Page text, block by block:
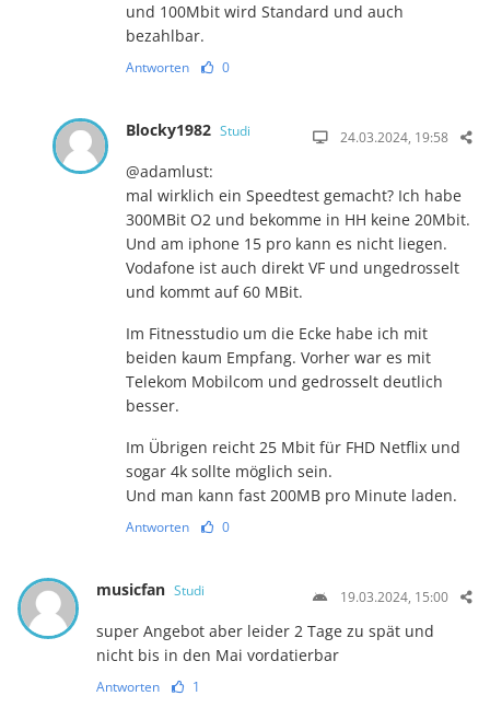
und 100Mbit wird Standard und auch
bezahlbar.
Antworten 0
Blocky1982 Studi 24.03.2024, 19:58
@adamlust:
mal wirklich ein Speedtest gemacht? Ich habe
300MBit O2 und bekomme in HH keine 20Mbit.
Und am iphone 15 pro kann es nicht liegen.
Vodafone ist auch direkt VF und ungedrosselt
und kommt auf 60 MBit.
Im Fitnesstudio um die Ecke habe ich mit
beiden kaum Empfang. Vorher war es mit
Telekom Mobilcom und gedrosselt deutlich
besser.
Im Übrigen reicht 25 Mbit für FHD Netflix und
sogar 4k sollte möglich sein.
Und man kann fast 200MB pro Minute laden.
Antworten 0
musicfan Studi 19.03.2024, 15:00
super Angebot aber leider 2 Tage zu spät und
nicht bis in den Mai vordatierbar
Antworten 1